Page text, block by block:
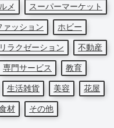
メ
スーパーマーケット
ァッション
ホビー
リラクゼーション
不動産
専門サービス
教育
生活雑貨 美容
花屋
材 その他